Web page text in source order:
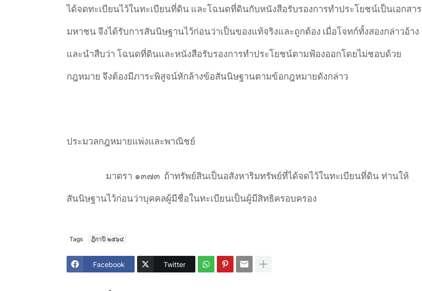
ได้จดทะเบียนไว้ในทะเบียนที่ดิน และโฉนดที่ดินกับหนังสือรับรองการทำประโยชน์เป็นเอกสาร
มหาชน จึงได้รับการสันนิษฐานไว้ก่อนว่าเป็นของแท้จริงและถูกต้อง เมื่อโจทก์ทั้งสองกล่าวอ้าง
และนำสืบว่า โฉนดที่ดินและหนังสือรับรองการทำประโยชน์ตามฟ้องออกโดยไม่ชอบด้วย
กฎหมาย จึงต้องมีภาระพิสูจน์หักล้างข้อสันนิษฐานตามข้อกฎหมายดังกล่าว
ประมวลกฎหมายแพ่งและพาณิชย์
มาตรา ๑๓๗๓ ถ้าทรัพย์สินเป็นอสังหาริมทรัพย์ที่ได้จดไว้ในทะเบียนที่ดิน ท่านให้
สันนิษฐานไว้ก่อนว่าบุคคลผู้มีชื่อในทะเบียนเป็นผู้มีสิทธิครอบครอง
Tags ฎีกาปี ๒๕๖๔
Facebook Twitter